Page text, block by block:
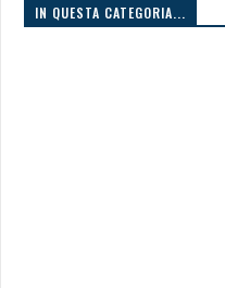
IN QUESTA CATEGORIA...